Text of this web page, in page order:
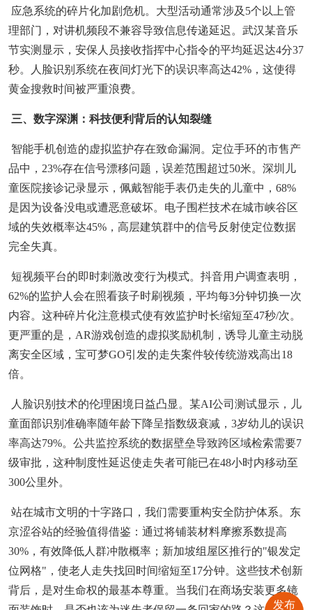
应急系统的碎片化加剧危机。大型活动通常涉及5个以上管
理部门，对讲机频段不兼容导致信息传递延迟。武汉某音乐
节实测显示，安保人员接收指挥中心指令的平均延迟达4分37
秒。人脸识别系统在夜间灯光下的误识率高达42%，这使得
黄金搜救时间被严重浪费。
三、数字深渊：科技便利背后的认知裂缝
智能手机创造的虚拟监护存在致命漏洞。定位手环的市售产
品中，23%存在信号漂移问题，误差范围超过50米。深圳儿
童医院接诊记录显示，佩戴智能手表仍走失的儿童中，68%
是因为设备没电或遭恶意破坏。电子围栏技术在城市峡谷区
域的失效概率达45%，高层建筑群中的信号反射使定位数据
完全失真。
短视频平台的即时刺激改变行为模式。抖音用户调查表明，
62%的监护人会在照看孩子时刷视频，平均每3分钟切换一次
内容。这种碎片化注意模式使有效监护时长缩短至47秒/次。
更严重的是，AR游戏创造的虚拟奖励机制，诱导儿童主动脱
离安全区域，宝可梦GO引发的走失案件较传统游戏高出18
倍。
人脸识别技术的伦理困境日益凸显。某AI公司测试显示，儿
童面部识别准确率随年龄下降呈指数级衰减，3岁幼儿的误识
率高达79%。公共监控系统的数据壁垒导致跨区域检索需要7
级审批，这种制度性延迟使走失者可能已在48小时内移动至
300公里外。
站在城市文明的十字路口，我们需要重构安全防护体系。东
京涩谷站的经验值得借鉴：通过将铺装材料摩擦系数提高
30%，有效降低人群冲散概率；新加坡组屋区推行的"银发定
位网格"，使老人走失找回时间缩短至17分钟。这些技术创新
背后，是对生命权的最基本尊重。当我们在商场安装更多镜
发布